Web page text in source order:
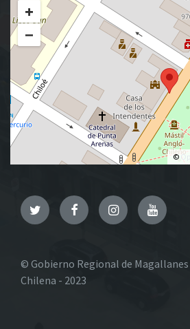
+
−
©
TwitterFacebookInstagram
© Gobierno Regional de
Chilena - 2023